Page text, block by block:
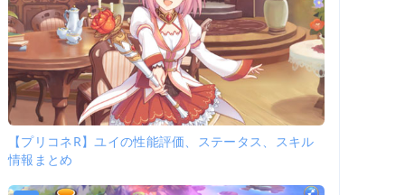
【プリコネR】ユイの性能評価、ステータス、スキル
情報まとめ